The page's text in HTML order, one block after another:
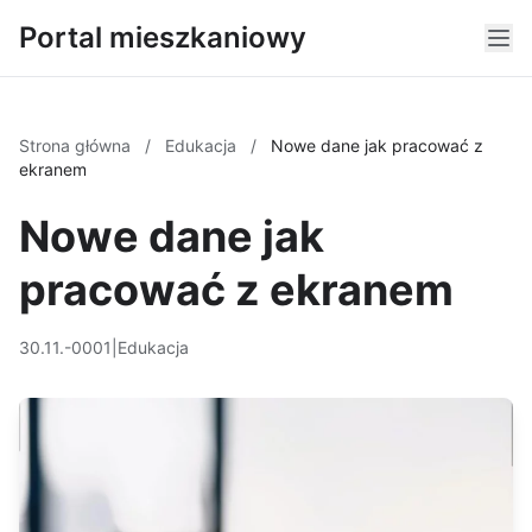
Portal mieszkaniowy
Strona główna / Edukacja /
Nowe dane jak pracować z
ekranem
Nowe dane jak
pracować z ekranem
30.11.-0001 Edukacja